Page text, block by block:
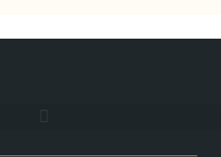
la propriété avec une terrasse d’accueil
ET ACTIVITÉ